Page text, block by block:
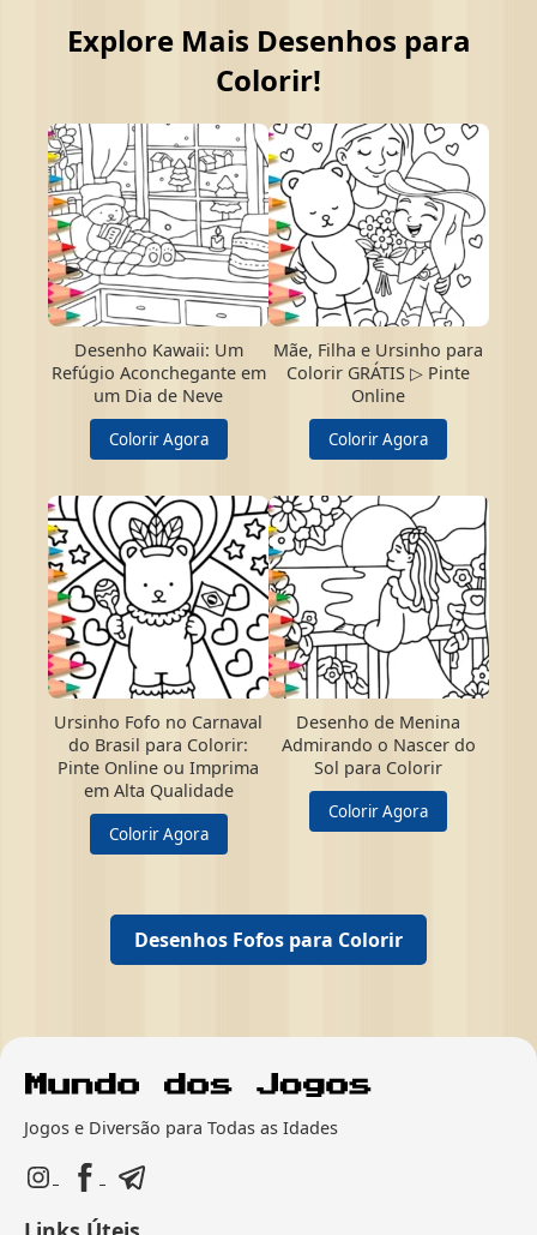
Explore Mais Desenhos para
Colorir!
Desenho Kawaii: Um
Refúgio Aconchegante em
um Dia de Neve
Colorir Agora
Mãe, Filha e Ursinho para
Colorir GRÁTIS ▷ Pinte
Online
Colorir Agora
Ursinho Fofo no Carnaval
do Brasil para Colorir:
Pinte Online ou Imprima
em Alta Qualidade
Colorir Agora
Desenho de Menina
Admirando o Nascer do
Sol para Colorir
Colorir Agora
Desenhos Fofos para Colorir
Jogos e Diversão para Todas as Idades